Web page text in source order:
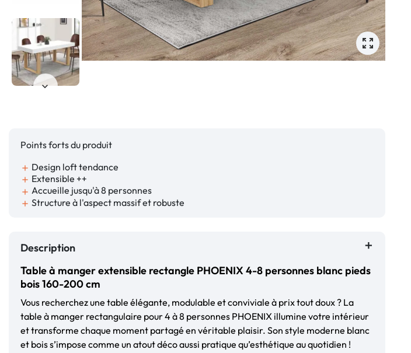
Points forts du produit
add Design loft tendance
add Extensible ++
add Accueille jusqu'à 8 personnes
add Structure à l'aspect massif et robuste
Description
Table à manger extensible rectangle PHOENIX 4-8 personnes blanc pieds
bois 160-200 cm
Vous recherchez une table élégante, modulable et conviviale à prix tout doux ? La
table à manger rectangulaire pour 4 à 8 personnes PHOENIX illumine votre intérieur
et transforme chaque moment partagé en véritable plaisir. Son style moderne blanc
et bois s’impose comme un atout déco aussi pratique qu’esthétique au quotidien !